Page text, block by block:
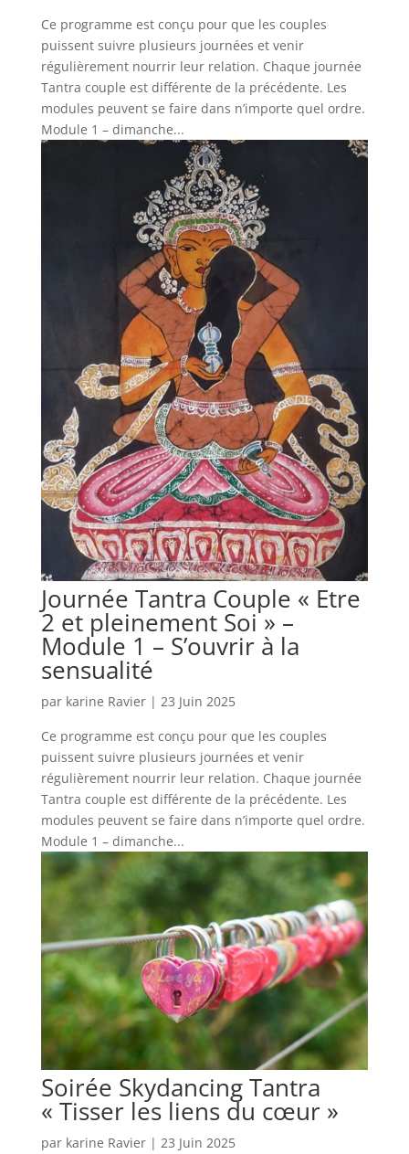
Ce programme est conçu pour que les couples
puissent suivre plusieurs journées et venir
régulièrement nourrir leur relation. Chaque journée
Tantra couple est différente de la précédente. Les
modules peuvent se faire dans n’importe quel ordre.
Module 1 – dimanche...
Journée Tantra Couple « Etre
2 et pleinement Soi » –
Module 1 – S’ouvrir à la
sensualité
par karine Ravier| 23 Juin 2025
Ce programme est conçu pour que les couples
puissent suivre plusieurs journées et venir
régulièrement nourrir leur relation. Chaque journée
Tantra couple est différente de la précédente. Les
modules peuvent se faire dans n’importe quel ordre.
Module 1 – dimanche...
Soirée Skydancing Tantra
« Tisser les liens du cœur »
par karine Ravier| 23 Juin 2025